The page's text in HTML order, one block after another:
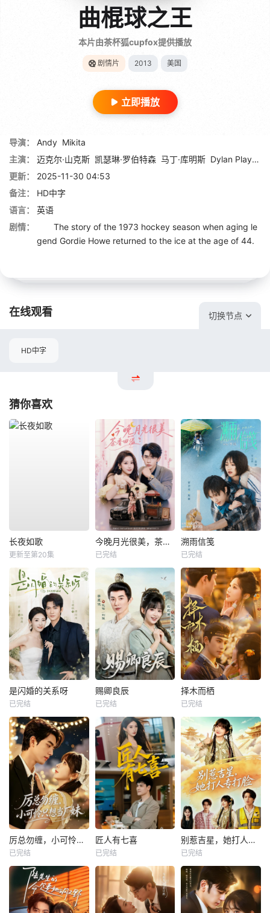
曲棍球之王
本片由茶杯狐cupfox提供播放
剧情片 2013 美国
立即播放
导演： Andy Mikita
主演：
迈克尔·山克斯 凯瑟琳·罗伯特森 马丁·库明斯 Dylan Playfair
更新：
2025-11-30 04:53
备注：
HD中字
语言：
英语
剧情：
The story of the 1973 hockey season when aging le
gend Gordie Howe returned to the ice at the age of 44.
在线观看 切换节点
HD中字
猜你喜欢
长夜如歌
更新至第20集
今晚月光很美，茶香四溢
已完结
溯雨信笺
已完结
是闪婚的关系呀
已完结
赐卿良辰
已完结
择木而栖
已完结
厉总勿缠，小可怜只想当厂妹
已完结
匠人有七喜
已完结
别惹吉星，她打人专打脸
已完结